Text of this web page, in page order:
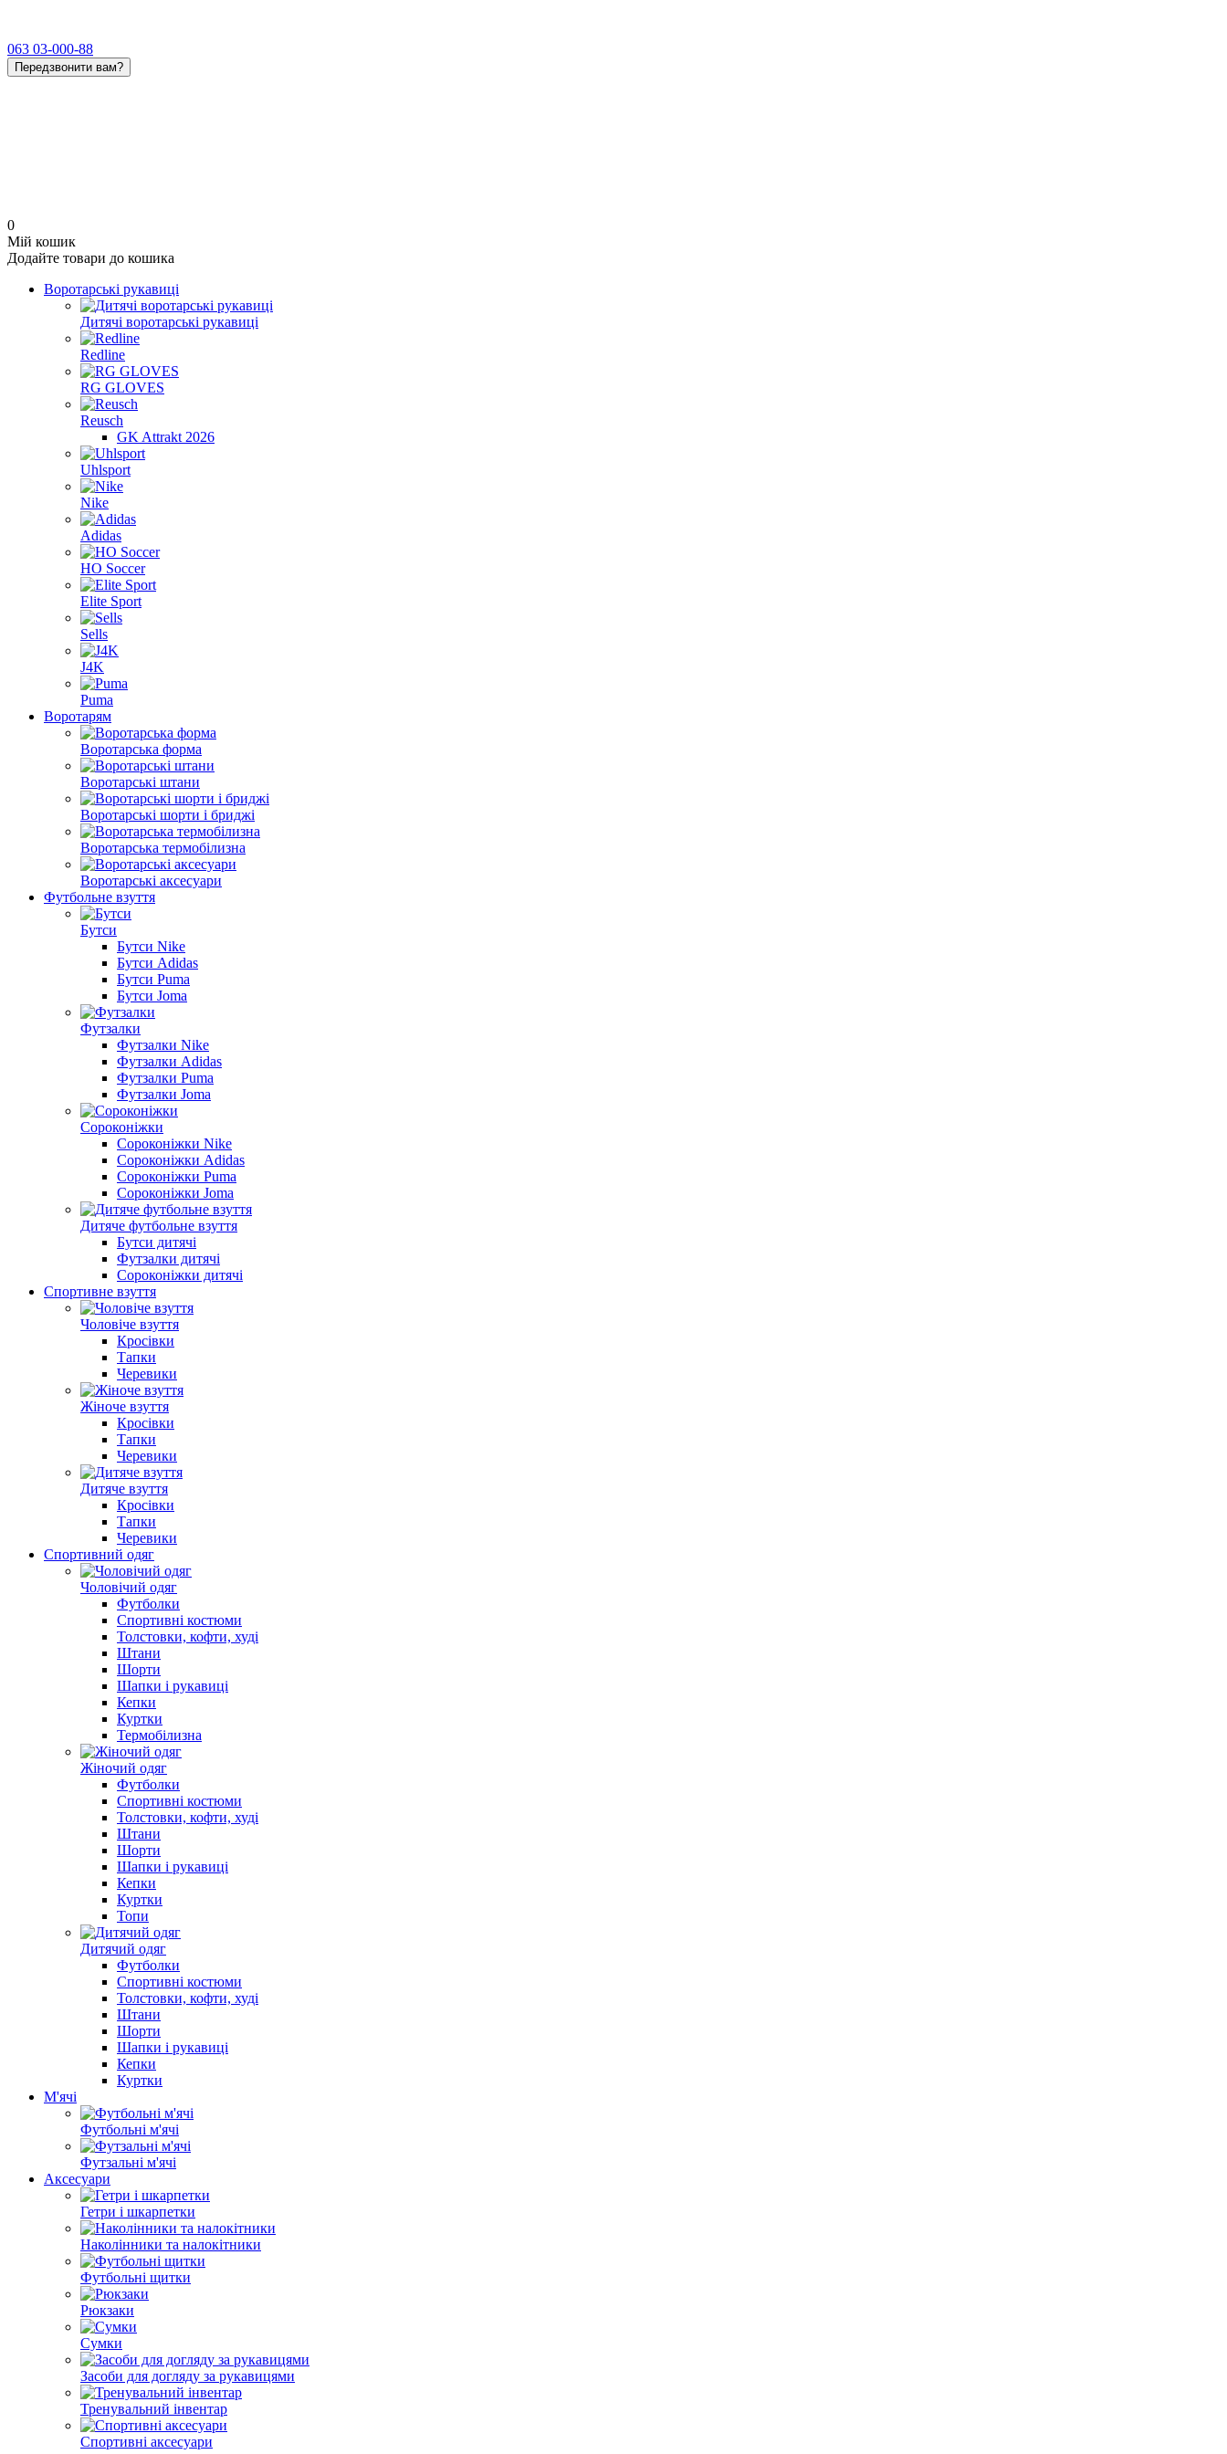
063 03-000-88
Передзвонити вам?
0
Мій кошик
Додайте товари до кошика
Воротарські рукавиці
Дитячі воротарські рукавиці
Redline
RG GLOVES
Reusch
GK Attrakt 2026
Uhlsport
Nike
Adidas
HO Soccer
Elite Sport
Sells
J4K
Puma
Воротарям
Воротарська форма
Воротарські штани
Воротарські шорти і бриджі
Воротарська термобілизна
Воротарські аксесуари
Футбольне взуття
Бутси
Бутси Nike
Бутси Adidas
Бутси Puma
Бутси Joma
Футзалки
Футзалки Nike
Футзалки Adidas
Футзалки Puma
Футзалки Joma
Сороконіжки
Сороконіжки Nike
Сороконіжки Adidas
Сороконіжки Puma
Сороконіжки Joma
Дитяче футбольне взуття
Бутси дитячі
Футзалки дитячі
Сороконіжки дитячі
Спортивне взуття
Чоловіче взуття
Кросівки
Тапки
Черевики
Жіноче взуття
Кросівки
Тапки
Черевики
Дитяче взуття
Кросівки
Тапки
Черевики
Спортивний одяг
Чоловічий одяг
Футболки
Спортивні костюми
Толстовки, кофти, худі
Штани
Шорти
Шапки і рукавиці
Кепки
Куртки
Термобілизна
Жіночий одяг
Футболки
Спортивні костюми
Толстовки, кофти, худі
Штани
Шорти
Шапки і рукавиці
Кепки
Куртки
Топи
Дитячий одяг
Футболки
Спортивні костюми
Толстовки, кофти, худі
Штани
Шорти
Шапки і рукавиці
Кепки
Куртки
М'ячі
Футбольні м'ячі
Футзальні м'ячі
Аксесуари
Гетри і шкарпетки
Наколінники та налокітники
Футбольні щитки
Рюкзаки
Сумки
Засоби для догляду за рукавицями
Тренувальний інвентар
Спортивні аксесуари